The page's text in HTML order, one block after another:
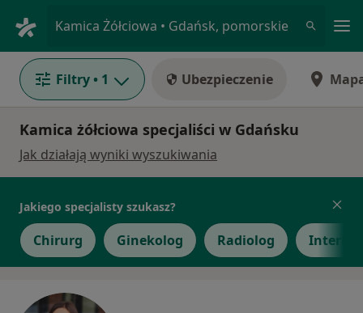
Kamica Żółciowa • Gdańsk, pomorskie
Filtry • 1 Ubezpieczenie
Kamica żółciowa specjaliści w Gdańsku
Jak działają wyniki wyszukiwania
Jakiego specjalisty szukasz?
Chirurg Ginekolog Radiolog